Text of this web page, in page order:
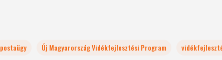
postaügy Új Magyarország Vidékfejlesztési Program